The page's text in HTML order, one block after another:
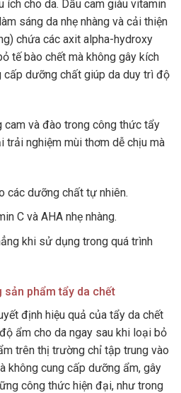
ích cho da. Dầu cam giàu vitamin
sáng da nhẹ nhàng và cải thiện
chứa các axit alpha-hydroxy
tế bào chết mà không gây kích
cấp dưỡng chất giúp da duy trì độ
cam và đào trong công thức tẩy
trải nghiệm mùi thơm dễ chịu mà
các dưỡng chất tự nhiên.
C và AHA nhẹ nhàng.
khi sử dụng trong quá trình
phẩm tẩy da chết
định hiệu quả của tẩy da chết
ẩm cho da ngay sau khi loại bỏ
trên thị trường chỉ tập trung vào
không cung cấp dưỡng ẩm, gây
công thức hiện đại, như trong